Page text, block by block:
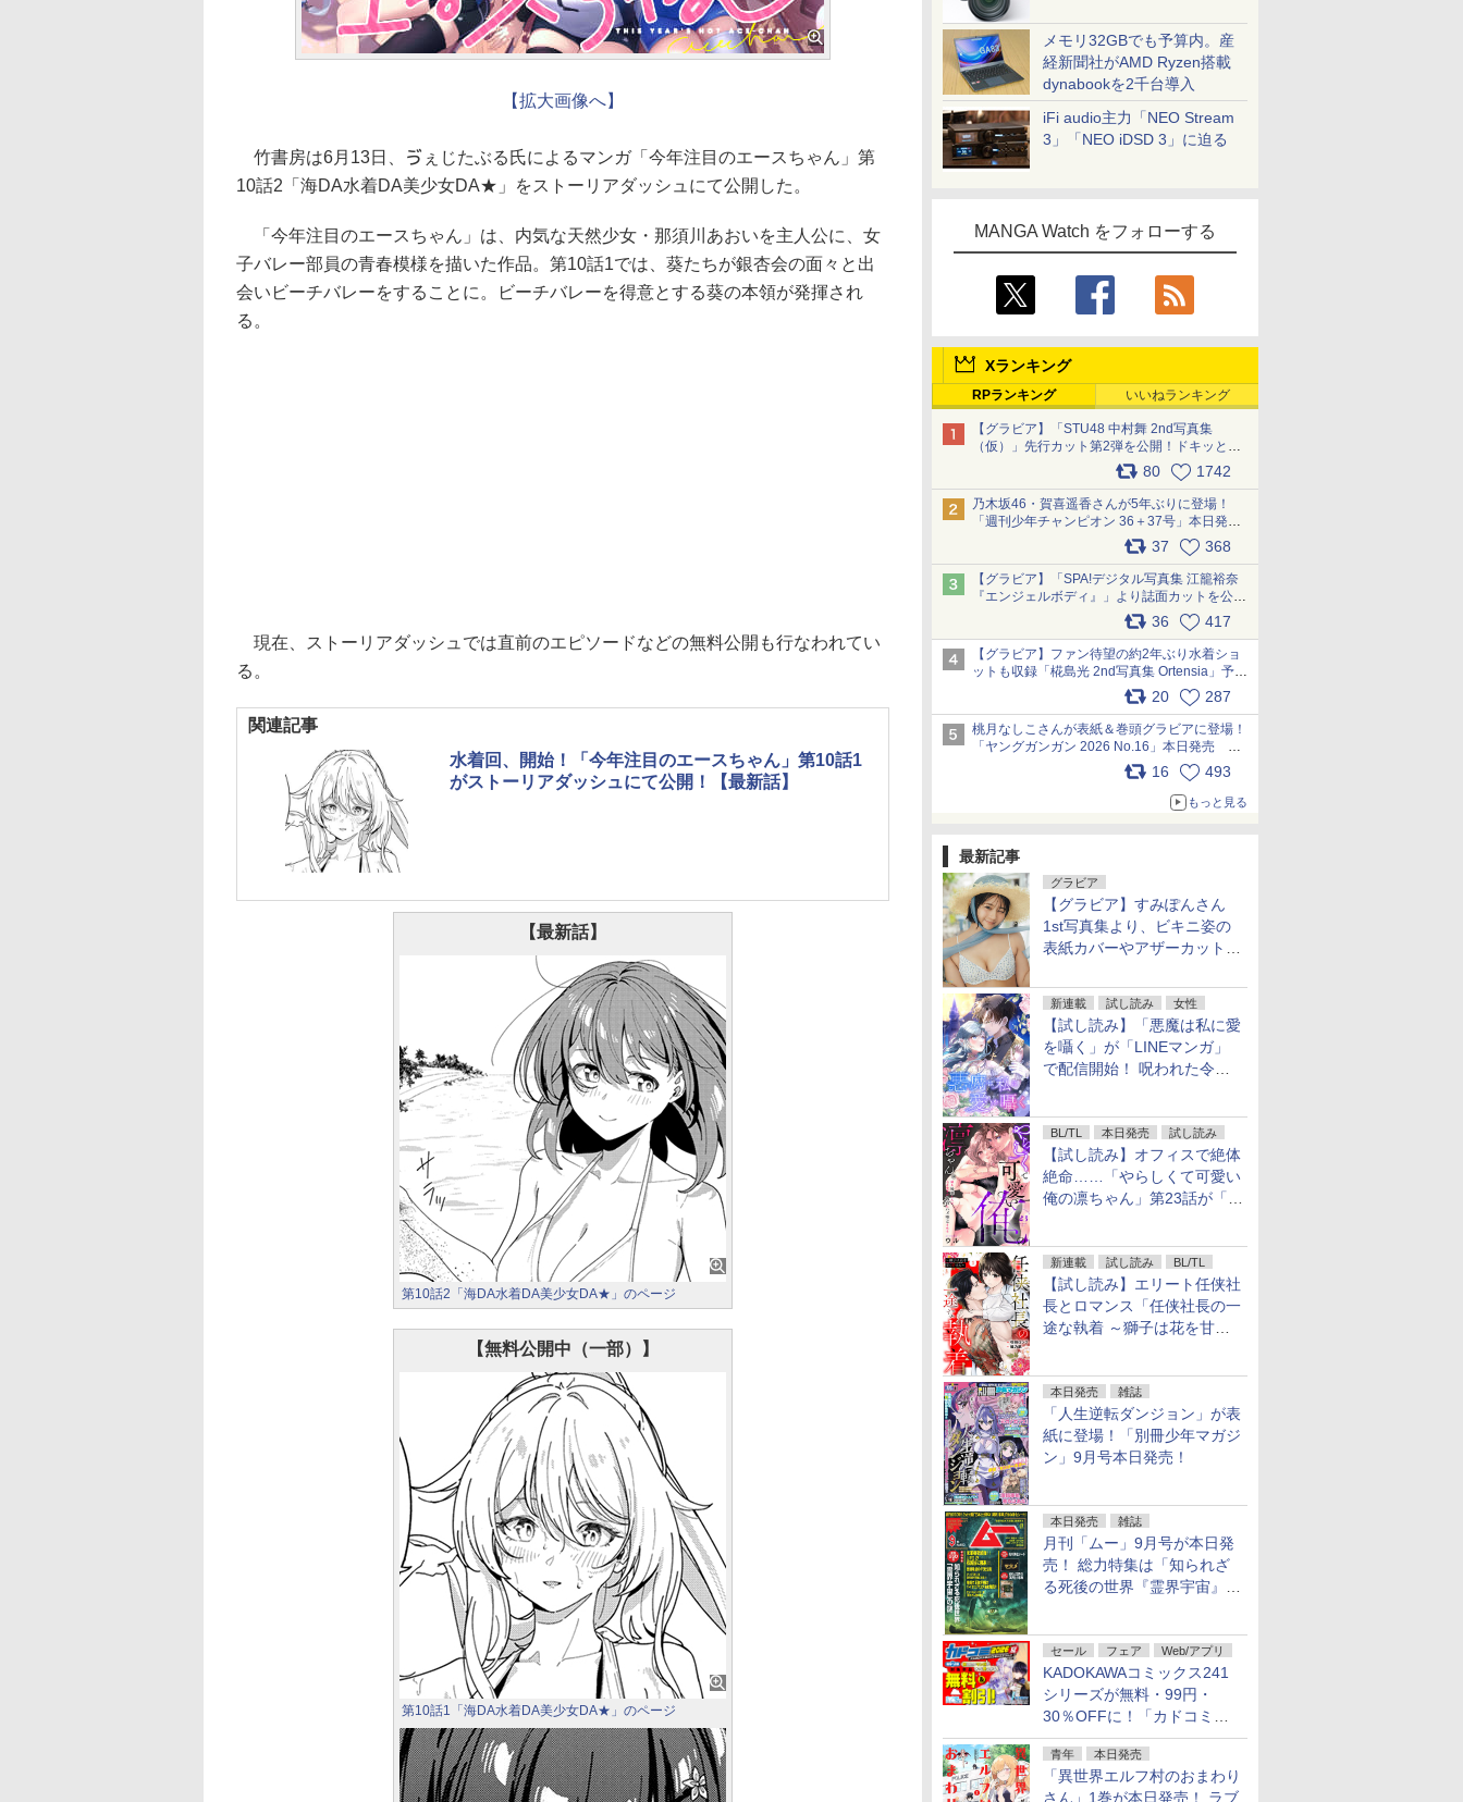
メモリ32GBでも予算内。産
経新聞社がAMD Ryzen搭載
dynabookを2千台導入
iFi audio主力「NEO Stream
3」「NEO iDSD 3」に迫る
MANGA Watch をフォローする
Xランキング
RPランキング いいねランキング
【グラビア】「STU48 中村舞 2nd写真集
（仮）」先行カット第2弾を公開！ドキッとす
るランジェリーカットなど新たな挑戦
80 1742
乃木坂46・賀喜遥香さんが5年ぶりに登場！
「週刊少年チャンピオン 36＋37号」本日発
売 pic.x.com/2Mo85ZlRvK
37 368
【グラビア】「SPA!デジタル写真集 江籠裕奈
『エンジェルボディ』」より誌面カットを公
開！ pic.x.com/Yl52UEMoko 36 417
【グラビア】ファン待望の約2年ぶり水着ショ
ットも収録「椛島光 2nd写真集 Ortensia」予約
20 287
桃月なしこさんが表紙＆巻頭グラビアに登場！
「ヤングガンガン 2026 No.16」本日発売
16 493
もっと見る
最新記事
グラビア
【グラビア】すみぽんさん
1st写真集より、ビキニ姿の
表紙カバーやアザーカットを
新連載 試し読み 女性
【試し読み】「悪魔は私に愛
を囁く」が「LINEマンガ」
で配信開始！ 呪われた令嬢×
BL/TL 本日発売 試し読み
【試し読み】オフィスで絶体
絶命……「やらしくて可愛い
俺の凛ちゃん」第23話が「コ
新連載 試し読み BL/TL
【試し読み】エリート任侠社
長とロマンス「任侠社長の一
途な執着 ～獅子は花を甘く
本日発売 雑誌
「人生逆転ダンジョン」が表
紙に登場！「別冊少年マガジ
ン」9月号本日発売！
本日発売 雑誌
月刊「ムー」9月号が本日発
売！ 総力特集は「知られざ
る死後の世界『霊界宇宙』の
セール フェア Web/アプリ
KADOKAWAコミックス241
シリーズが無料・99円・
30％OFFに！「カドコミフ
ェア 2026」第2弾が開催中！
青年 本日発売
「異世界エルフ村のおまわり
さん」1巻が本日発売！ ラブ
【拡大画像へ】
竹書房は6月13日、ゔぇじたぶる氏によるマンガ「今年注目のエースちゃん」第
10話2「海DA水着DA美少女DA★」をストーリアダッシュにて公開した。
「今年注目のエースちゃん」は、内気な天然少女・那須川あおいを主人公に、女
子バレー部員の青春模様を描いた作品。第10話1では、葵たちが銀杏会の面々と出
会いビーチバレーをすることに。ビーチバレーを得意とする葵の本領が発揮され
る。
現在、ストーリアダッシュでは直前のエピソードなどの無料公開も行なわれてい
る。
関連記事
水着回、開始！「今年注目のエースちゃん」第10話1
がストーリアダッシュにて公開！【最新話】
【最新話】
第10話2「海DA水着DA美少女DA★」のページ
【無料公開中（一部）】
第10話1「海DA水着DA美少女DA★」のページ